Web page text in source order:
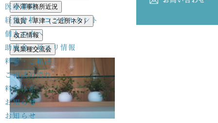
医療経営
経営分析・コンサルタント
個人の方へ
助成金・耳ヨリ情報
料金・ご相談
ご相談の流れ
料金体系
お知らせ
お知らせ
小澤事務所近況
滋賀・草津（ご近所ネタ）
改正情報
異業種交流会